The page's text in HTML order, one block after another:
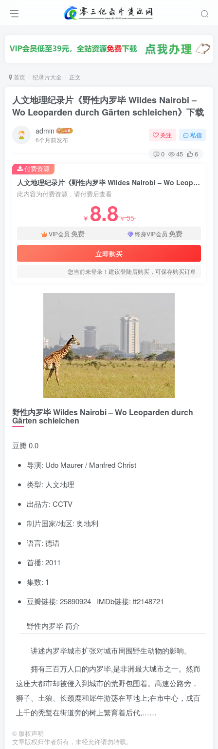
首页 纪录片大全 正文
人文地理纪录片《野性内罗毕 Wildes Nairobi –
Wo Leoparden durch Gärten schleichen》下载
admin
6个月前发布
关注 私信
0 45 6
人文地理纪录片《野性内罗毕 Wildes Nairobi – Wo Leoparden durch Gärten schleichen》下载
此内容为付费资源，请付费后查看
￥ 8.8￥35
VIP会员 免费 终身VIP会员 免费
立即购买
您当前未登录！建议登陆后购买，可保存购买订单
付费资源
野性内罗毕 Wildes Nairobi – Wo Leoparden durch
Gärten schleichen
豆瓣 0.0
导演: Udo Maurer / Manfred Christ
类型: 人文地理
出品方: CCTV
制片国家/地区: 奥地利
语言: 德语
首播: 2011
集数: 1
豆瓣链接: 25890924 IMDb链接: tt2148721
野性内罗毕 简介
讲述内罗毕城市扩张对城市周围野生动物的影响。
拥有三百万人口的内罗毕,是非洲最大城市之一。然而
这座大都市却被侵入到城市的荒野包围着。高速公路旁，
狮子、土狼、长颈鹿和犀牛游荡在草地上;在市中心，成百
上千的秃鹫在街道旁的树上繁育着后代,……
© 版权声明
文章版权归作者所有，未经允许请勿转载。